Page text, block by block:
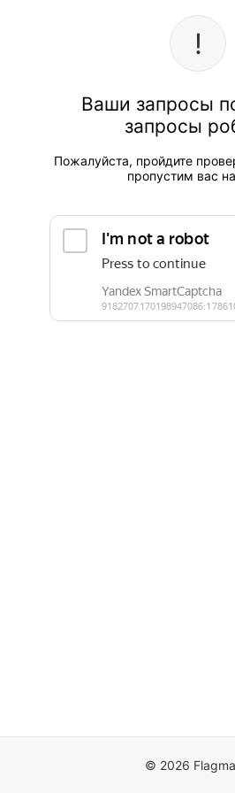
Ваши запросы
запросы
Пожалуйста, пройдите
пропустим вас
© 2026